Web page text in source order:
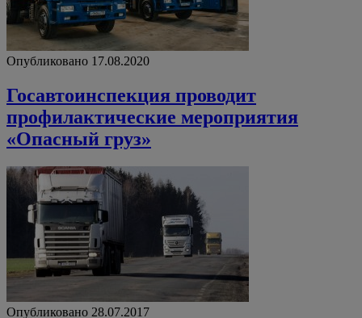
Опубликовано 17.08.2020
Госавтоинспекция проводит
профилактические мероприятия
«Опасный груз»
Опубликовано 28.07.2017